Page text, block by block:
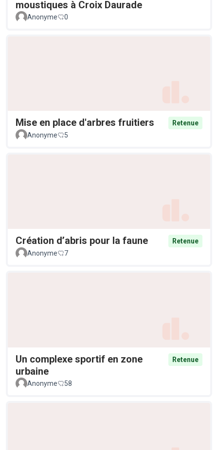
moustiques à Croix Daurade
Anonyme 0
Mise en place d'arbres fruitiers
Retenue
Anonyme
5
Création d’abris pour la faune
Retenue
Anonyme
7
Un complexe sportif en zone
urbaine
Retenue
Anonyme 58